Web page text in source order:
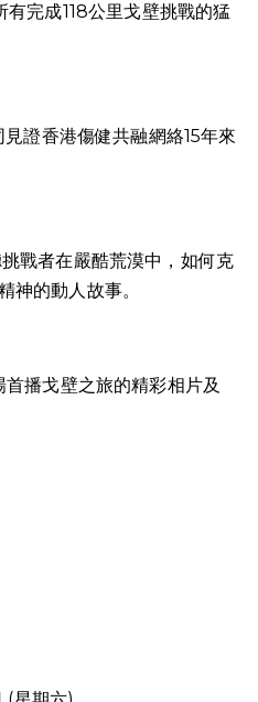
完成118公里戈壁挑戰的猛
證香港傷健共融網絡15年來
戰者在嚴酷荒漠中，如何克
神的動人故事。
播戈壁之旅的精彩相片及